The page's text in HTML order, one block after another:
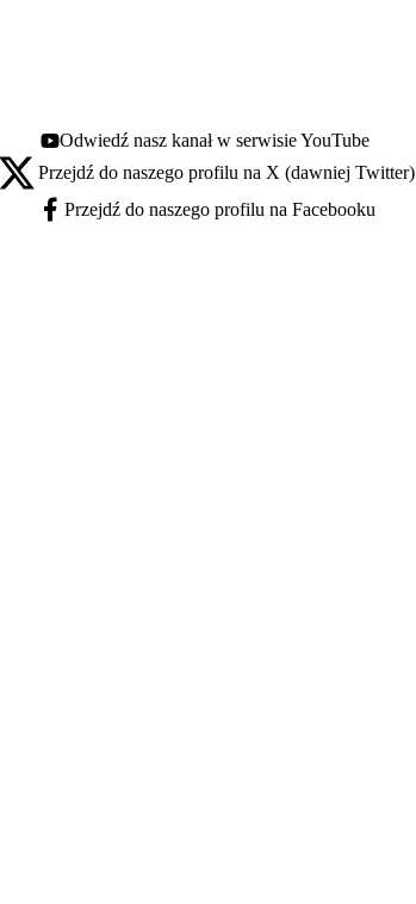
Youtube - otwiera się w nowej karcie
Odwiedź nasz kanał w serwisie YouTube
X - otwiera się w nowej karcie
Przejdź do naszego profilu na X (dawniej Twitter)
Facebook - otwiera się w nowej karcie
Przejdź do naszego profilu na Facebooku